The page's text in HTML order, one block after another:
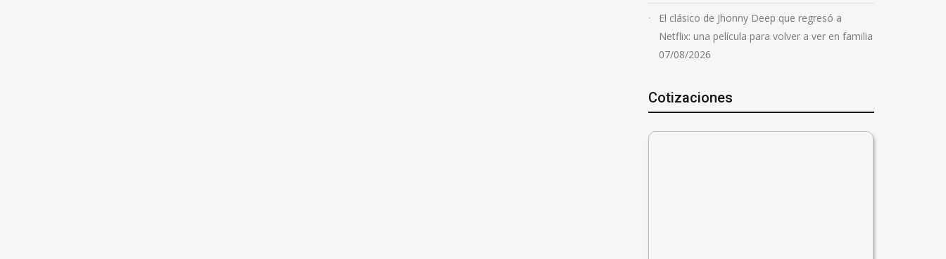
El clásico de Jhonny Deep que regresó a
Netflix: una película para volver a ver en familia
07/08/2026
Cotizaciones